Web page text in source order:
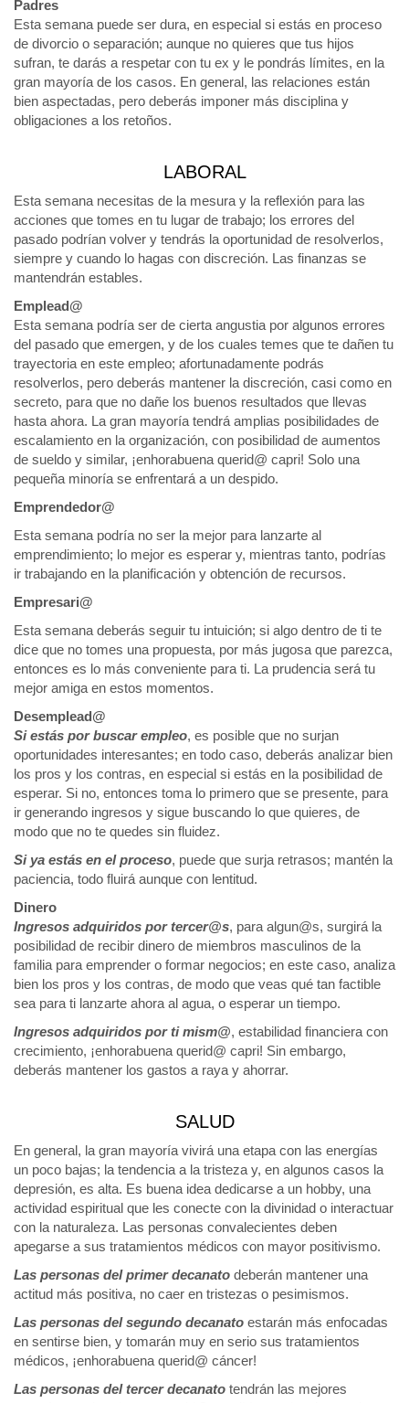
Padres
Esta semana puede ser dura, en especial si estás en proceso
de divorcio o separación; aunque no quieres que tus hijos
sufran, te darás a respetar con tu ex y le pondrás límites, en la
gran mayoría de los casos. En general, las relaciones están
bien aspectadas, pero deberás imponer más disciplina y
obligaciones a los retoños.
LABORAL
Esta semana necesitas de la mesura y la reflexión para las
acciones que tomes en tu lugar de trabajo; los errores del
pasado podrían volver y tendrás la oportunidad de resolverlos,
siempre y cuando lo hagas con discreción. Las finanzas se
mantendrán estables.
Emplead@
Esta semana podría ser de cierta angustia por algunos errores
del pasado que emergen, y de los cuales temes que te dañen tu
trayectoria en este empleo; afortunadamente podrás
resolverlos, pero deberás mantener la discreción, casi como en
secreto, para que no dañe los buenos resultados que llevas
hasta ahora. La gran mayoría tendrá amplias posibilidades de
escalamiento en la organización, con posibilidad de aumentos
de sueldo y similar, ¡enhorabuena querid@ capri! Solo una
pequeña minoría se enfrentará a un despido.
Emprendedor@
Esta semana podría no ser la mejor para lanzarte al
emprendimiento; lo mejor es esperar y, mientras tanto, podrías
ir trabajando en la planificación y obtención de recursos.
Empresari@
Esta semana deberás seguir tu intuición; si algo dentro de ti te
dice que no tomes una propuesta, por más jugosa que parezca,
entonces es lo más conveniente para ti. La prudencia será tu
mejor amiga en estos momentos.
Desemplead@
Si estás por buscar empleo, es posible que no surjan
oportunidades interesantes; en todo caso, deberás analizar bien
los pros y los contras, en especial si estás en la posibilidad de
esperar. Si no, entonces toma lo primero que se presente, para
ir generando ingresos y sigue buscando lo que quieres, de
modo que no te quedes sin fluidez.
Si ya estás en el proceso, puede que surja retrasos; mantén la
paciencia, todo fluirá aunque con lentitud.
Dinero
Ingresos adquiridos por tercer@s, para algun@s, surgirá la
posibilidad de recibir dinero de miembros masculinos de la
familia para emprender o formar negocios; en este caso, analiza
bien los pros y los contras, de modo que veas qué tan factible
sea para ti lanzarte ahora al agua, o esperar un tiempo.
Ingresos adquiridos por ti mism@, estabilidad financiera con
crecimiento, ¡enhorabuena querid@ capri! Sin embargo,
deberás mantener los gastos a raya y ahorrar.
SALUD
En general, la gran mayoría vivirá una etapa con las energías
un poco bajas; la tendencia a la tristeza y, en algunos casos la
depresión, es alta. Es buena idea dedicarse a un hobby, una
actividad espiritual que les conecte con la divinidad o interactuar
con la naturaleza. Las personas convalecientes deben
apegarse a sus tratamientos médicos con mayor positivismo.
Las personas del primer decanato deberán mantener una
actitud más positiva, no caer en tristezas o pesimismos.
Las personas del segundo decanato estarán más enfocadas
en sentirse bien, y tomarán muy en serio sus tratamientos
médicos, ¡enhorabuena querid@ cáncer!
Las personas del tercer decanato tendrán las mejores